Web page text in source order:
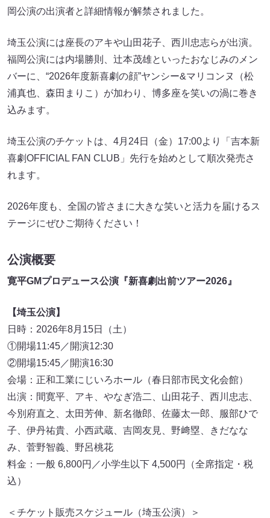
岡公演の出演者と詳細情報が解禁されました。
埼玉公演には座長のアキや山田花子、西川忠志らが出演。
福岡公演には内場勝則、辻本茂雄といったおなじみのメン
バーに、“2026年度新喜劇の顔”ヤンシー&マリコンヌ（松
浦真也、森田まりこ）が加わり、博多座を笑いの渦に巻き
込みます。
埼玉公演のチケットは、4月24日（金）17:00より「吉本新
喜劇OFFICIAL FAN CLUB」先行を始めとして順次発売さ
れます。
2026年度も、全国の皆さまに大きな笑いと活力を届けるス
テージにぜひご期待ください！
公演概要
寛平GMプロデュース公演『新喜劇出前ツアー2026』
【埼玉公演】
日時：2026年8月15日（土）
①開場11:45／開演12:30
②開場15:45／開演16:30
会場：正和工業にじいろホール（春日部市民文化会館）
出演：間寛平、アキ、やなぎ浩二、山田花子、西川忠志、
今別府直之、太田芳伸、新名徹郎、佐藤太一郎、服部ひで
子、伊丹祐貴、小西武蔵、吉岡友見、野﨑塁、きだなな
み、菅野智義、野呂桃花
料金：一般 6,800円／小学生以下 4,500円（全席指定・税
込）
＜チケット販売スケジュール（埼玉公演）＞